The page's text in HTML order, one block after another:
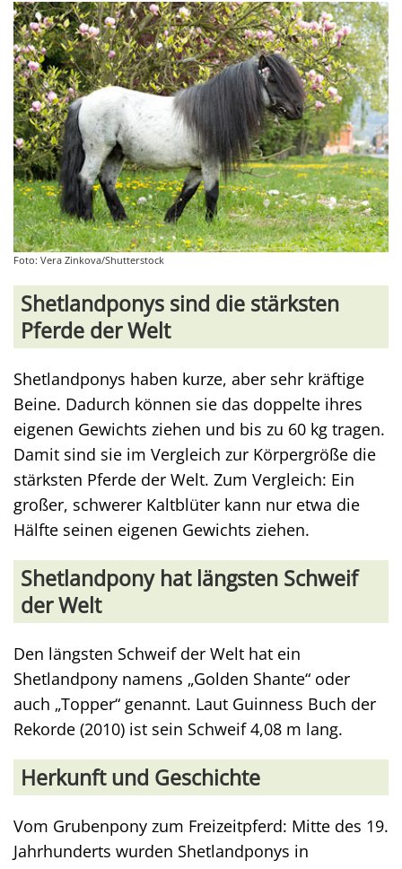
Foto: Vera Zinkova/Shutterstock
Shetlandponys sind die stärksten
Pferde der Welt
Shetlandponys haben kurze, aber sehr kräftige
Beine. Dadurch können sie das doppelte ihres
eigenen Gewichts ziehen und bis zu 60 kg tragen.
Damit sind sie im Vergleich zur Körpergröße die
stärksten Pferde der Welt. Zum Vergleich: Ein
großer, schwerer Kaltblüter kann nur etwa die
Hälfte seinen eigenen Gewichts ziehen.
Shetlandpony hat längsten Schweif
der Welt
Den längsten Schweif der Welt hat ein
Shetlandpony namens „Golden Shante“ oder
auch „Topper“ genannt. Laut Guinness Buch der
Rekorde (2010) ist sein Schweif 4,08 m lang.
Herkunft und Geschichte
Vom Grubenpony zum Freizeitpferd: Mitte des 19.
Jahrhunderts wurden Shetlandponys in